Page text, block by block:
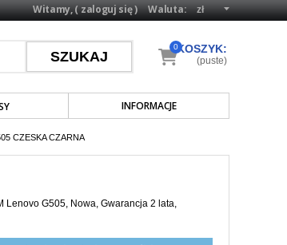
Waluta:
Witamy, (zaloguj się)
INFORMACJE
KOSZYK:
0
(puste)
CZESKA CZARNA
Lenovo G505, Nowa, Gwarancja 2 lata,